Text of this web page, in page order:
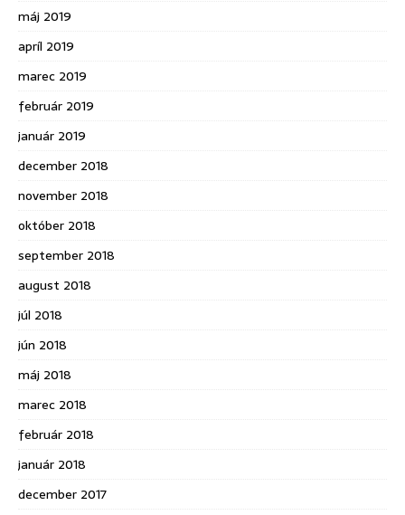
máj 2019
apríl 2019
marec 2019
február 2019
január 2019
december 2018
november 2018
október 2018
september 2018
august 2018
júl 2018
jún 2018
máj 2018
marec 2018
február 2018
január 2018
december 2017